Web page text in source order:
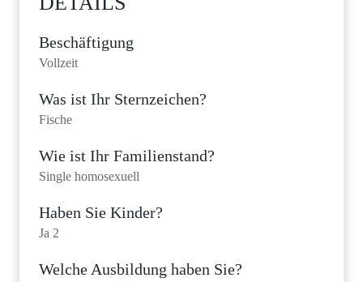
Beschäftigung
Vollzeit
Was ist Ihr Sternzeichen?
Fische
Wie ist Ihr Familienstand?
Single homosexuell
Haben Sie Kinder?
Ja 2
Welche Ausbildung haben Sie?